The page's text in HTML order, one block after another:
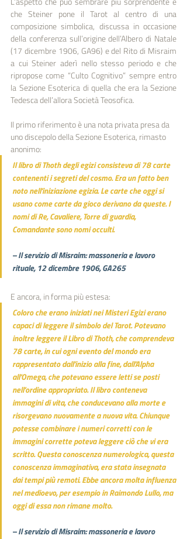
che Steiner pone il Tarot al centro di una
composizione simbolica, discussa in occasione
della conferenza sull’origine dell’Albero di Natale
(17 dicembre 1906, GA96) e del Rito di Misraim
a cui Steiner aderì nello stesso periodo e che
ripropose come “Culto Cognitivo” sempre entro
la Sezione Esoterica di quella che era la Sezione
Tedesca dell’allora Società Teosofica.
Il primo riferimento è una nota privata presa da
uno discepolo della Sezione Esoterica, rimasto
anonimo:
Il libro di Thoth degli egizi consisteva di 78 carte
contenenti i segreti del cosmo. Era un fatto ben
noto nell’iniziazione egizia. Le carte che oggi si
usano come carte da gioco derivano da queste. I
nomi di Re, Cavaliere, Torre di guardia,
Comandante sono nomi occulti.
– Il servizio di Misraim: massoneria e lavoro
rituale, 12 dicembre 1906, GA265
E ancora, in forma più estesa:
Coloro che erano iniziati nei Misteri Egizi erano
capaci di leggere il simbolo del Tarot. Potevano
inoltre leggere il Libro di Thoth, che comprendeva
78 carte, in cui ogni evento del mondo era
rappresentato dall’inizio alla fine, dall’Alpha
all’Omega, che potevano essere letti se posti
nell’ordine appropriato. Il libro conteneva
immagini di vita, che conducevano alla morte e
risorgevano nuovamente a nuova vita. Chiunque
potesse combinare i numeri corretti con le
immagini corrette poteva leggere ciò che vi era
scritto. Questa conoscenza numerologica, questa
conoscenza immaginativa, era stata insegnata
dai tempi più remoti. Ebbe ancora molta influenza
nel medioevo, per esempio in Raimondo Lullo, ma
oggi di essa non rimane molto.
– Il servizio di Misraim: massoneria e lavoro